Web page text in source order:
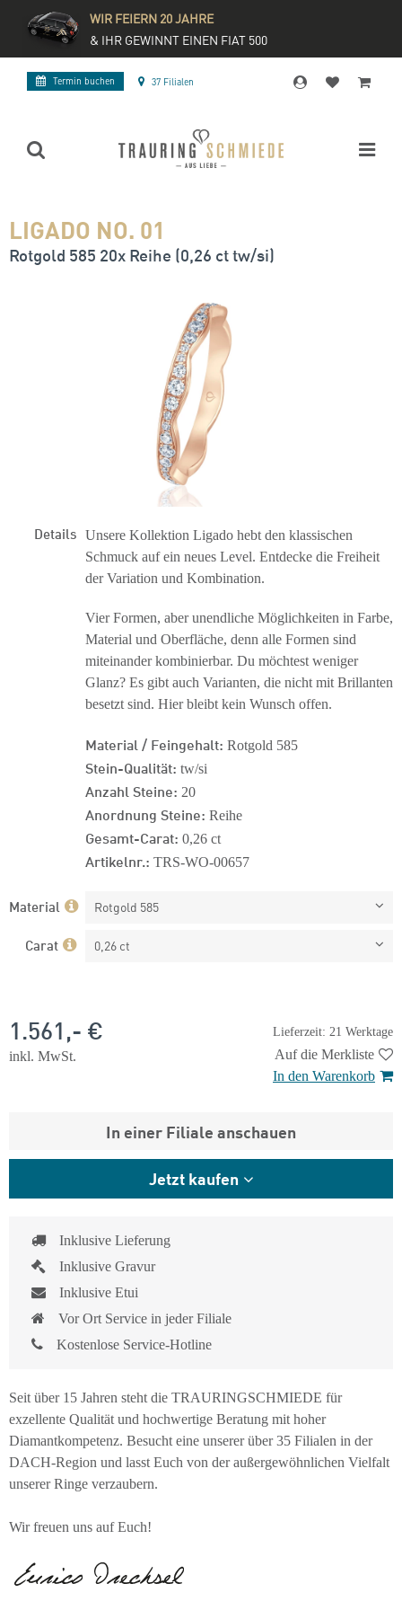
WIR FEIERN 20 JAHRE
& IHR GEWINNT EINEN FIAT 500
Termin buchen 37 Filialen
LIGADO NO. 01
Rotgold 585 20x Reihe (0,26 ct tw/si)
Details Unsere Kollektion Ligado hebt den klassischen
Schmuck auf ein neues Level. Entdecke die Freiheit
der Variation und Kombination.
Vier Formen, aber unendliche Möglichkeiten in Farbe,
Material und Oberfläche, denn alle Formen sind
miteinander kombinierbar. Du möchtest weniger
Glanz? Es gibt auch Varianten, die nicht mit Brillanten
besetzt sind. Hier bleibt kein Wunsch offen.
Material / Feingehalt: Rotgold 585
Stein-Qualität: tw/si
Anzahl Steine: 20
Anordnung Steine: Reihe
Gesamt-Carat: 0,26 ct
Artikelnr.: TRS-WO-00657
Material Rotgold 585
Carat 0,26 ct
Lieferzeit: 21 Werktage
1.561,- €
inkl. MwSt.
Auf die Merkliste
In den Warenkorb
In einer Filiale anschauen
Jetzt kaufen
Inklusive Lieferung
Inklusive Gravur
Inklusive Etui
Vor Ort Service in jeder Filiale
Kostenlose Service-Hotline
Seit über 15 Jahren steht die TRAURINGSCHMIEDE für
exzellente Qualität und hochwertige Beratung mit hoher
Diamantkompetenz. Besucht eine unserer über 35 Filialen in der
DACH-Region und lasst Euch von der außergewöhnlichen Vielfalt
unserer Ringe verzaubern.
Wir freuen uns auf Euch!